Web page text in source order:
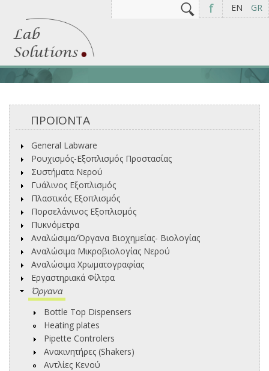
EN GR
f
Φόρμα αναζήτησης
ΠΡΟΪΟΝΤΑ
General Labware
Ρουχισμός-Εξοπλισμός Προστασίας
Συστήματα Νερού
Γυάλινος Εξοπλισμός
Πλαστικός Εξοπλισμός
Πορσελάνινος Εξοπλισμός
Πυκνόμετρα
Αναλώσιμα/Όργανα Βιοχημείας- Βιολογίας
Αναλώσιμα Μικροβιολογίας Νερού
Αναλώσιμα Χρωματογραφίας
Εργαστηριακά Φίλτρα
Όργανα
Bottle Top Dispensers
Heating plates
Pipette Controlers
Ανακινητήρες (Shakers)
Αντλίες Κενού